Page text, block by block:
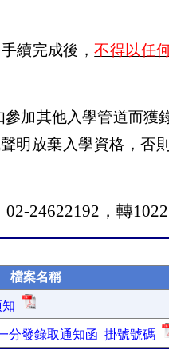
續完成後，不得以任
參加其他入學管道而獲
明放棄入學資格，否
02-24622192 ，轉1022
檔案名稱
分發錄取通知函_掛號號碼